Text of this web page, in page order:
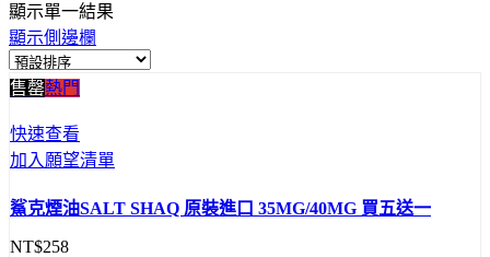
顯示單一結果
顯示側邊欄
售罄熱門
快速查看
加入願望清單
鯊克煙油SALT SHAQ 原裝進口 35MG/40MG 買五送一
NT$258